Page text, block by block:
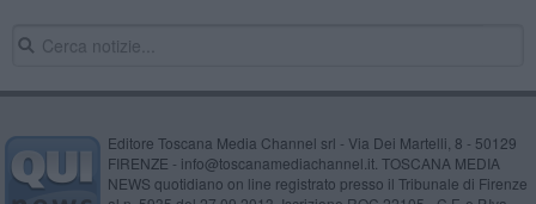
Editore Toscana Media Channel srl - Via Dei Martelli, 8 - 50129
FIRENZE - info@toscanamediachannel.it. TOSCANA MEDIA
NEWS quotidiano on line registrato presso il Tribunale di Firenze